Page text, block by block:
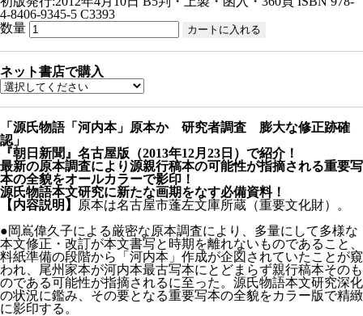
4-8406-9345-5 C3393
数量
ネット書店で購入
「源氏物語「河内本」原本か 研究者調査 膨大な修正跡確
認」
『朝日新聞』名古屋版（2013年12月23日）で紹介！
最新の原本調査により源親行稿本の可能性が指摘される重要写
本の全貌をオールカラーで影印！
源氏物語本文研究に新たな画期をなす必備資料！
【内容説明】
原本は名古屋市蓬左文庫所蔵（重要文化財）。
●岡嶌偉久子による厳密な原本調査により、多量にして多様な
本文修正・改訂が本文書写と時期を離れないものであること、
料紙準備の段階から「河内本」作成が企図されていたことが窺
われ、尾州家本が河内本最古写本にとどまらず親行稿本そのも
のである可能性が指摘されるに至った。源氏物語本文研究深化
の状況に鑑み、その要となる重要写本の全貌をカラー版で精緻
に影印する。